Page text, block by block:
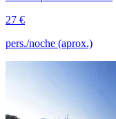
27 €
pers./noche (aprox.)